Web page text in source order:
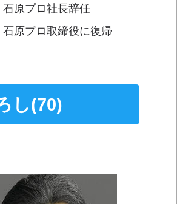
石原プロ社長辞任
石原プロ取締役に復帰
し(70)